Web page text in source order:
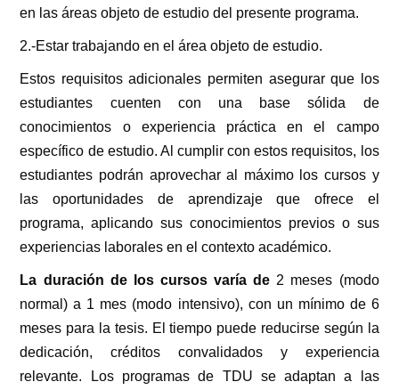
en las áreas objeto de estudio del presente programa.
2.-Estar trabajando en el área objeto de estudio.
Estos requisitos adicionales permiten asegurar que los
estudiantes cuenten con una base sólida de
conocimientos o experiencia práctica en el campo
específico de estudio. Al cumplir con estos requisitos, los
estudiantes podrán aprovechar al máximo los cursos y
las oportunidades de aprendizaje que ofrece el
programa, aplicando sus conocimientos previos o sus
experiencias laborales en el contexto académico.
La duración de los cursos varía de 2 meses (modo
normal) a 1 mes (modo intensivo), con un mínimo de 6
meses para la tesis. El tiempo puede reducirse según la
dedicación, créditos convalidados y experiencia
relevante. Los programas de TDU se adaptan a las